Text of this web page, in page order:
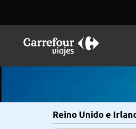
Reino Unido e